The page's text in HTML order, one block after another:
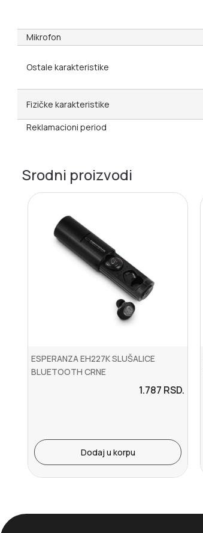
Mikrofon
Ostale karakteristike
Fizičke karakteristike
Reklamacioni period
Srodni proizvodi
ESPERANZA EH227K SLUŠALICE
BLUETOOTH CRNE
1.787 RSD.
Dodaj u korpu